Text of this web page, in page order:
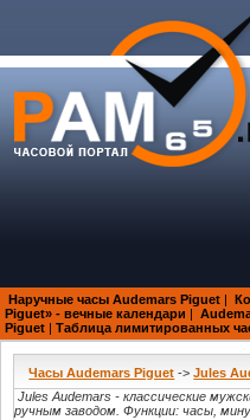
Наручные часы Audemars Piguet |
Piguet» - вечные календари |
Piguet | Таблица лимитированных
Часы Audemars Piguet ->Jules
Jules Audemars - классические
ручным заводом. Функции: часы,